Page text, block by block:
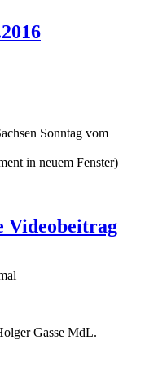
Sonntag vom
in neuem Fenster)
Videobeitrag
Gasse MdL.